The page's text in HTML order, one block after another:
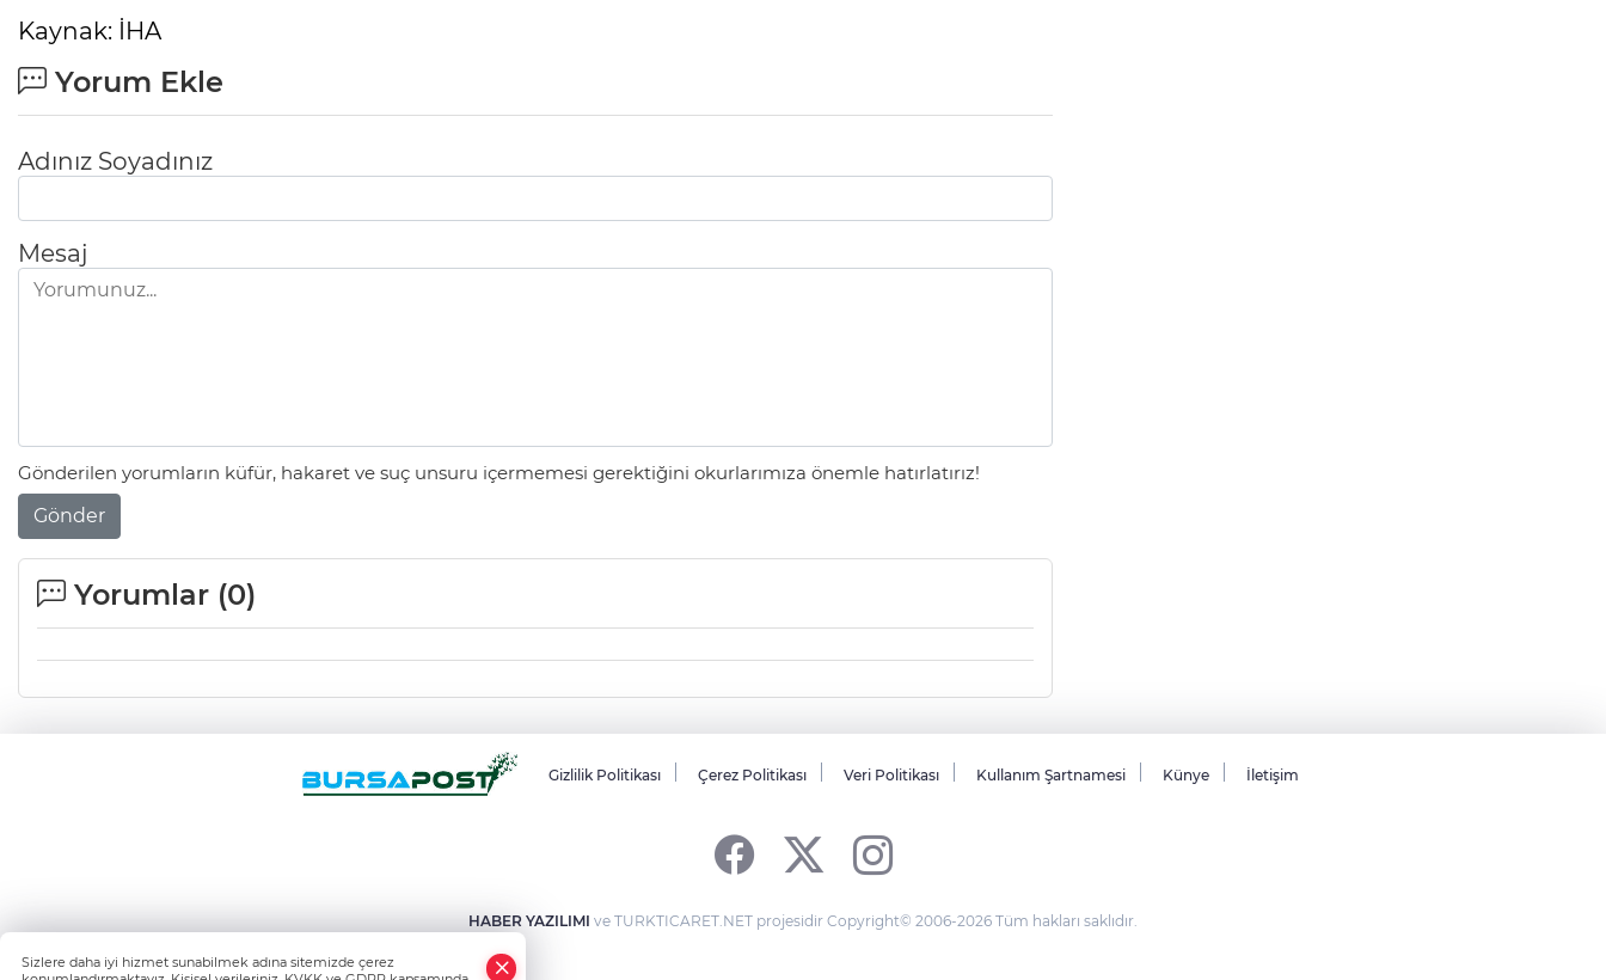
Kaynak: İHA
Yorum Ekle
Adınız Soyadınız
Mesaj
Gönderilen yorumların küfür, hakaret ve suç unsuru içermemesi gerektiğini okurlarımıza önemle hatırlatırız!
Gönder
Yorumlar (0)
Gizlilik Politikası Çerez Politikası Veri Politikası Kullanım Şartnamesi Künye İletişim
HABER YAZILIMI ve TURKTICARET.NET projesidir Copyright© 2006-2026 Tüm hakları saklıdır.
Sizlere daha iyi hizmet sunabilmek adına sitemizde çerez